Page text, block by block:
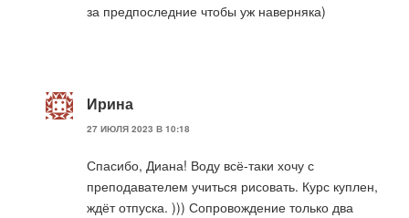
за предпоследние чтобы уж наверняка)
Ирина
27 ИЮЛЯ 2023 В 10:18
Спасибо, Диана! Воду всё-таки хочу с
преподавателем учиться рисовать. Курс куплен,
ждёт отпуска. ))) Сопровождение только два